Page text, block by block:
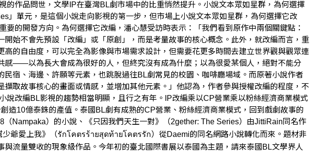
作品問世，文學IP在臺灣BL劇市場中的比重悄然提升。小說文本眾如星群，為何選擇
」單元，是這個小說走向影視的第一步，但市場上小說文本眾如星群，為何選擇它改
的開發方向。為何選擇它改編，潘心慧受訪時表示：「我們看到原作中兩個關鍵點：
始不會先預設「改編」或「原創」，而是考量故事的核心概念。此外，就改編而言，重
的自由度，可以完全為影像與市場需求設計，但需要花更多時間去建立世界觀與觀眾連
感——以為長大會成為很好的人，但終究沒有成為什麼；以為很愛某個人，絕對不能分
宿、海邊、許願等元素，也跳脫過往BL劇常見的校園、咖啡廳場域。而原著小說作者
取故事核心的畫面或情感，並增加其他元素。」他認為，作者參與授權改編的程度，不
改編BL影視的趨勢相當明顯，且行之有年。IP改編乘以CP營業乘以粉絲經濟商業模式
造10億泰銖的產值。泰國BL劇有成熟的CP營業、粉絲經濟商業模式，回到戲劇故事的
Nampaka）的小說、《只因我們天生一對》（2gether: The Series）由JittiRain同名作
爺愛上我》（รักโคตรร้ายสุดท้ายโคตรรัก）從Daemi的同名網路小說轉化而來。題材非
流量雙收的現象級作品。今年初的臺北國際書展以泰國為主題，請來泰國BL文學界人